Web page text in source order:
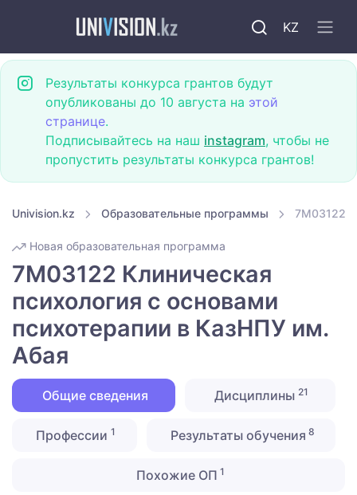
KZ
Результаты конкурса грантов будут
опубликованы до 10 августа на этой
странице.
Подписывайтесь на наш instagram, чтобы не
пропустить результаты конкурса грантов!
Univision.kz Образовательные программы 7M03122
Новая образовательная программа
7M03122 Клиническая
психология с основами
психотерапии в КазНПУ им.
Абая
Общие сведения Дисциплины21
Профессии1 Результаты обучения 8
Похожие ОП 1